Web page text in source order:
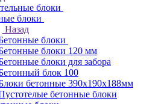
блоки
блоки
Назад
блоки
блоки 120 мм
блоки для забора
блок 100
бетонные 390х190х188мм
бетонные блоки